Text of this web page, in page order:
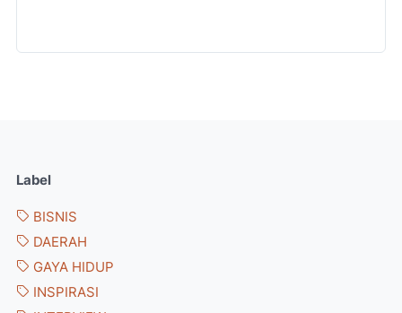
Label
BISNIS
DAERAH
GAYA HIDUP
INSPIRASI